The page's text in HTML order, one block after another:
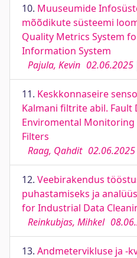
10. Muuseumide
mõõdikute süsteemi
Quality Metrics System
Information System
Pajula, Kevin 02.06.2025
11. Keskkonnaseire
Kalmani filtrite abil. Fault
Enviromental Monitoring
Filters
Raag, Qahdit 02.06.2025
12. Veebirakendus
puhastamiseks ja
for Industrial Data
Reinkubjas, Mihkel
13. Andmetervikluse ja -